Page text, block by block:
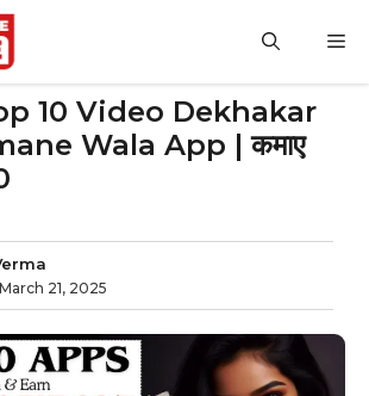
10 Video Dekhakar
Wala App | कमाए
March 21, 2025